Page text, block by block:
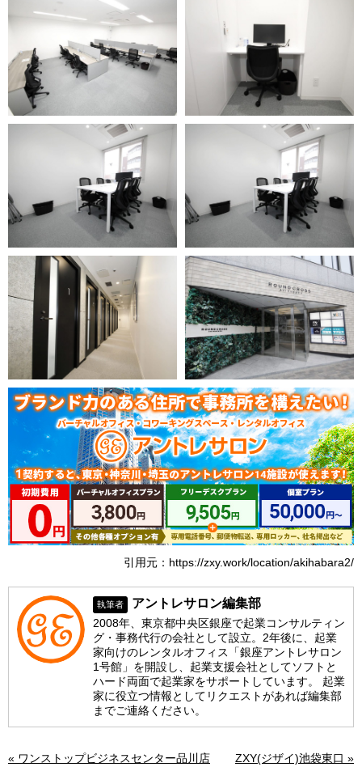
引用元：https://zxy.work/location/akihabara2/
執筆者 アントレサロン編集部
2008年、東京都中央区銀座で起業コンサルティン
グ・事務代行の会社として設立。2年後に、起業
家向けのレンタルオフィス「銀座アントレサロン
1号館」を開設し、起業支援会社としてソフトと
ハード両面で起業家をサポートしています。 起業
家に役立つ情報としてリクエストがあれば編集部
までご連絡ください。
« ワンストップビジネスセンター品川店 ZXY(ジザイ)池袋東口 »